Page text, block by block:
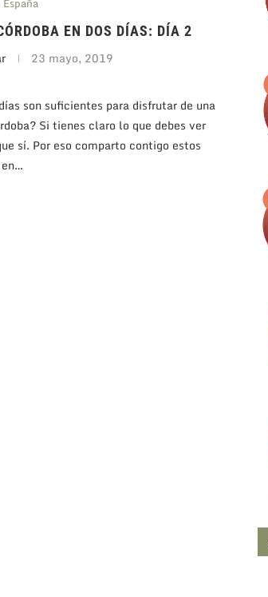
EN DOS DÍAS: DÍA 2
23 mayo, 2019
son suficientes para disfrutar de una
Si tienes claro lo que debes ver
sí. Por eso comparto contigo estos